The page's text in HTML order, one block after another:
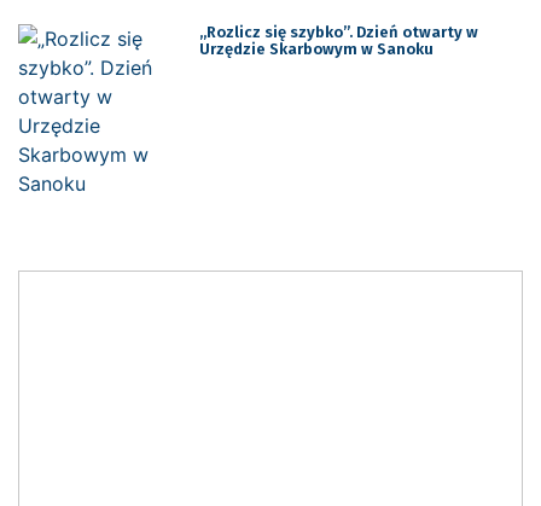
„Rozlicz się szybko”. Dzień otwarty w
Urzędzie Skarbowym w Sanoku